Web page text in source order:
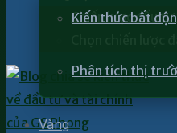
Kiến thức bất
Phân tích thị
Vàng
Chiến lược đầu tư